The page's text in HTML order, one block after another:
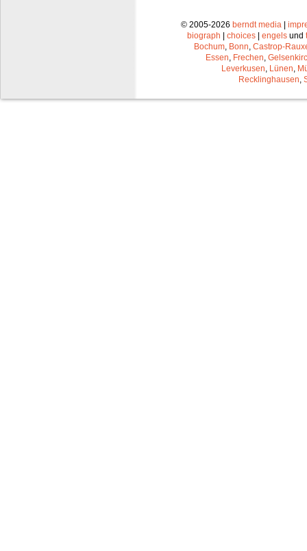
© 2005-2026 berndt media |
biograph | choices | engels und
Bochum Bonn Castrop-
Essen Frechen
Leverkusen Lünen
Recklinghausen